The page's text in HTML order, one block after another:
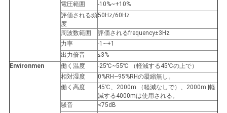
電圧範囲
-10%~+10%
評価される頻
度
50Hz/60Hz
周波数範囲
評価されるfrequency±3Hz
力率
-1~+1
出力倍音
≤3%
Environmen
働く温度
-25℃~55℃ （軽減する45℃の上で）
相対湿度
0%RH~95%RHの凝縮無し。
働く高度
45℃、2000m （軽減なしで）、2000m |軽
減する4000mは使用される。
騒音
<75dB